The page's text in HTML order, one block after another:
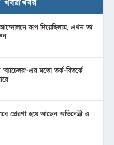
খবরাখবর
রূপ দিয়েছিলাম, এখন তা
এর মতো তর্ক-বিতর্কে
প্রেরণা হয়ে আছেন অভিনেত্রী ও